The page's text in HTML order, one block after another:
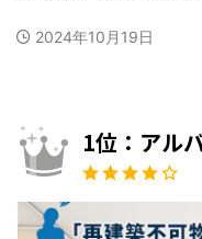
2024年10月19日
1位：アル